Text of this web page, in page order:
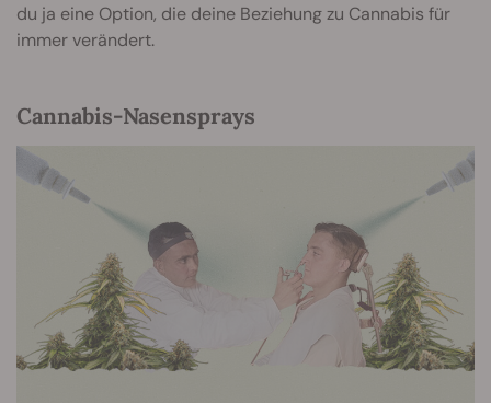
du ja eine Option, die deine Beziehung zu Cannabis für
immer verändert.
Cannabis-Nasensprays